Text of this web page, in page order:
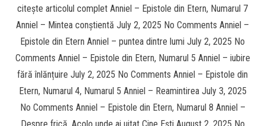
citește articolul complet Anniel – Epistole din Etern, Numarul 7
Anniel – Mintea conștientă July 2, 2025 No Comments Anniel –
Epistole din Etern Anniel – puntea dintre lumi July 2, 2025 No
Comments Anniel – Epistole din Etern, Numarul 5 Anniel – iubire
fără înlănțuire July 2, 2025 No Comments Anniel – Epistole din
Etern, Numarul 4, Numarul 5 Anniel – Reamintirea July 3, 2025
No Comments Anniel – Epistole din Etern, Numarul 8 Anniel –